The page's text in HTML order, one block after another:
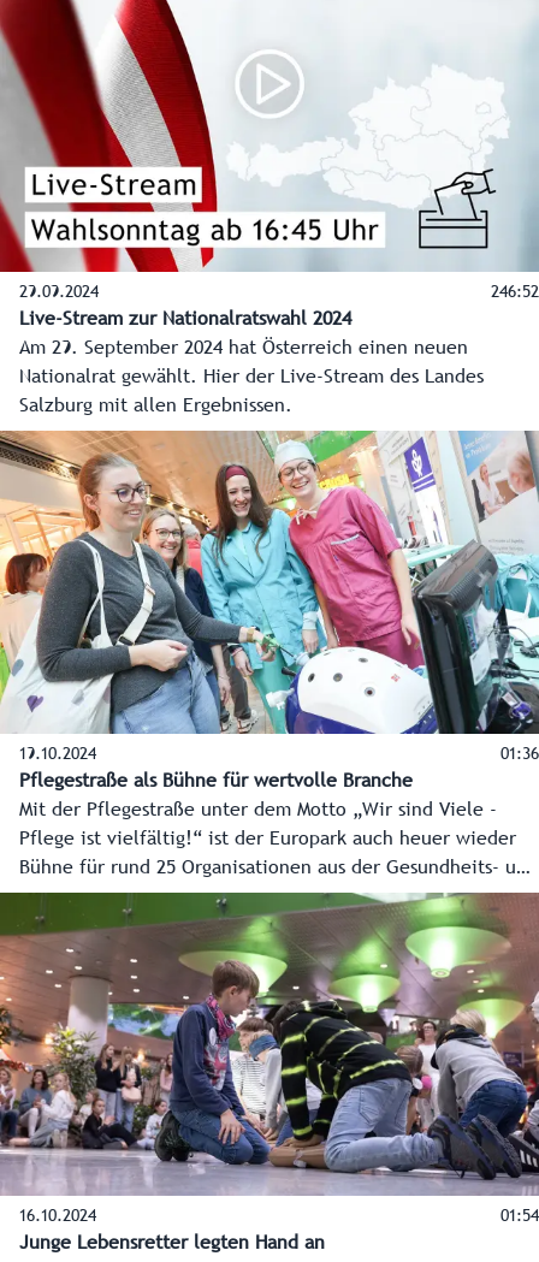
29.09.2024 246:52
Live-Stream zur Nationalratswahl 2024
Am 29. September 2024 hat Österreich einen neuen
Nationalrat gewählt. Hier der Live-Stream des Landes
Salzburg mit allen Ergebnissen.
19.10.2024 01:36
Pflegestraße als Bühne für wertvolle Branche
Mit der Pflegestraße unter dem Motto „Wir sind Viele -
Pflege ist vielfältig!“ ist der Europark auch heuer wieder
Bühne für rund 25 Organisationen aus der Gesundheits- und
Krankenpflege. Sie zeigen nicht nur, was ihre
Mitarbeiterinnen und Mitarbeiter tagtäglich für uns alle
leisten, sondern auch, wie man selber seine Karriere in
dieser spannenden und wichtigen Berufswelt startet.
16.10.2024 01:54
Junge Lebensretter legten Hand an